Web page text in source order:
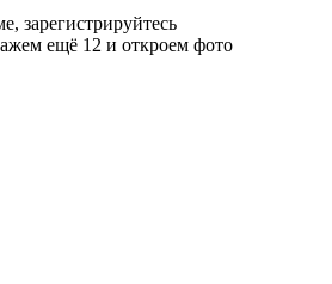
зарегистрируйтесь
ещё 12 и откроем фото